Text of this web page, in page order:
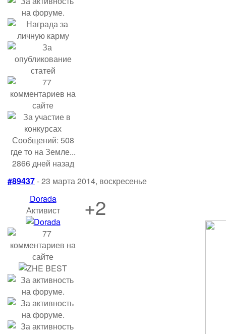
Сообщений: 508
где то на Земле...
2866 дней назад
#89437- 23 марта 2014, воскресенье
Dorada
Активист
+2